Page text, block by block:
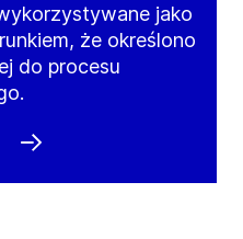
jako
że określono
do procesu